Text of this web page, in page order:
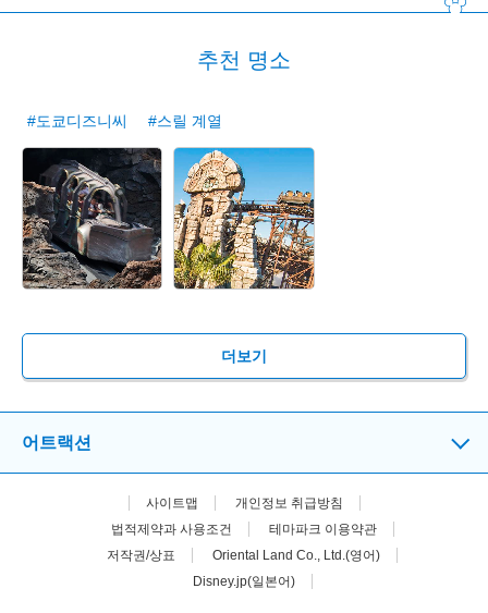
추천 명소
#도쿄디즈니씨 #스릴 계열
더보기
어트랙션
사이트맵
개인정보 취급방침
법적제약과 사용조건
테마파크 이용약관
저작권/상표
Oriental Land Co., Ltd.(영어)
Disney.jp(일본어)